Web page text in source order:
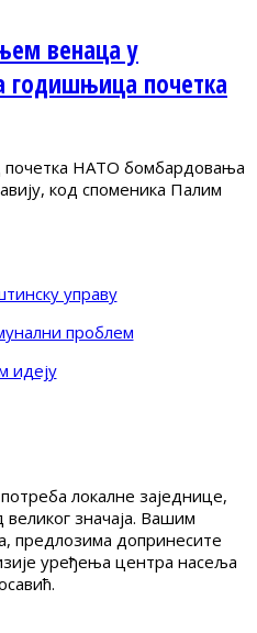
венаца у
годишњица почетка
НАТО бомбардовања
код споменика Палим
управу
проблем
идеју
локалне заједнице,
великог значаја. Вашим
предлозима допринесите
уређења центра насеља